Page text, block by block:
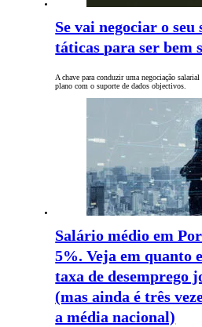
Se vai negociar o seu
táticas para ser bem
A chave para conduzir uma negociação
plano com o suporte de dados objectivos.
Salário médio em
5%. Veja em quanto
taxa de desemprego
(mas ainda é três
a média nacional)